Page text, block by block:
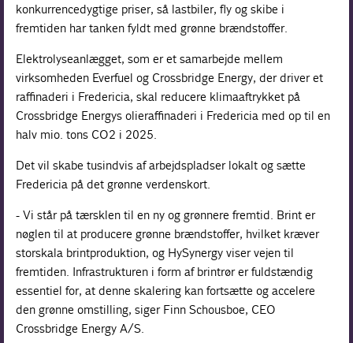
konkurrencedygtige priser, så lastbiler, fly og skibe i
fremtiden har tanken fyldt med grønne brændstoffer.
Elektrolyseanlægget, som er et samarbejde mellem
virksomheden Everfuel og Crossbridge Energy, der driver et
raffinaderi i Fredericia, skal reducere klimaaftrykket på
Crossbridge Energys olieraffinaderi i Fredericia med op til en
halv mio. tons CO2 i 2025.
Det vil skabe tusindvis af arbejdspladser lokalt og sætte
Fredericia på det grønne verdenskort.
- Vi står på tærsklen til en ny og grønnere fremtid. Brint er
nøglen til at producere grønne brændstoffer, hvilket kræver
storskala brintproduktion, og HySynergy viser vejen til
fremtiden. Infrastrukturen i form af brintrør er fuldstændig
essentiel for, at denne skalering kan fortsætte og accelere
den grønne omstilling, siger Finn Schousboe, CEO
Crossbridge Energy A/S.